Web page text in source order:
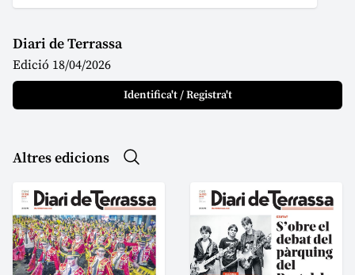
Diari de Terrassa
Edició 18/04/2026
Identifica't / Registra't
Altres edicions